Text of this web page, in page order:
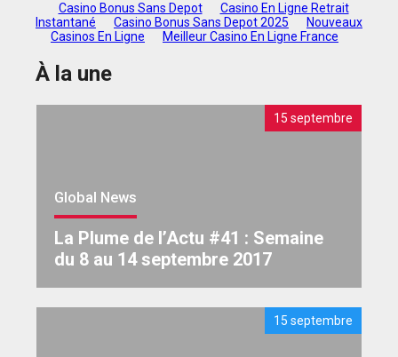
Casino Bonus Sans Depot
Casino En Ligne Retrait
Instantané
Casino Bonus Sans Depot 2025
Nouveaux
Casinos En Ligne
Meilleur Casino En Ligne France
À la une
15 septembre
Global News
La Plume de l’Actu #41 : Semaine
du 8 au 14 septembre 2017
15 septembre